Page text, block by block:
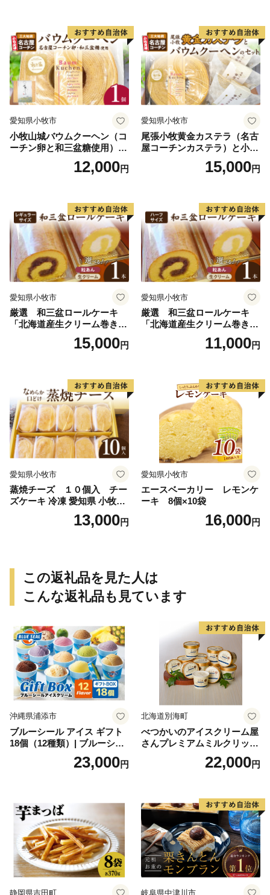
デコレーションケーキ ホー
ルケーキ
愛知県小牧市
小牧山城バウムクーヘン（コ
ーチン卵と和三盆糖使用）
名古屋コーチン バームクー
ヘン 和三盆 小牧銘菓 バウム
12,000円
愛知県小牧市
尾張小牧黄金カステラ（名古
屋コーチンカステラ）と小牧
山城バウムクーヘン（コーチ
ン卵と和三盆糖使用）のセッ
三盆 小牧銘菓 バウムクーヘ
ン 常温 愛知県 小牧市 アンプ
チベアやぐま
15,000円
愛知県小牧市
厳選 和三盆ロールケーキ
「北海道産生クリーム巻き」
または「北海道産粒あん巻
き」（サイズ：レギュラー）
凍 愛知県 小牧市 アンプチベ
アやぐま
15,000円
愛知県小牧市
厳選 和三盆ロールケーキ
「北海道産生クリーム巻き」
または「北海道産粒あん巻
き」（サイズ：ハーフ） 和
知県 小牧市 アンプチベアや
11,000円
愛知県小牧市
蒸焼チーズ １０個入 チー
ズケーキ 冷凍 愛知県 小牧市
アンプチベアやぐま13,000円
愛知県小牧市
エースベーカリー レモンケ
ーキ 8個×10袋
16,000円
この返礼品を見た人は
こんな返礼品も見ています
沖縄県浦添市
ブルーシール アイス ギフト
18個（12種類）| ブルーシー
ルアイス ブルーシールアイ
スクリーム 着日指定可能 送
誕生日 カップ 詰め合わせ バ
ラエティ | バニラ チョコレー
ト ストロベリー ピスタチオ
バニラ＆クッキー ウベ 沖縄
紅イモ 塩ちんすこう 沖縄シ
ークヮーサー 沖縄黒糖 琉球
ロイヤルミルクティ 沖縄パ
イン
23,000円
北海道別海町
べつかいのアイスクリーム屋
さんプレミアムミルクリッチ
12個（AP-01）（ 北海道アイ
ス 北海道産アイス アイス ア
道産アイス 道産アイスクリ
ーム ギフト 詰合せ 詰め合わ
せ ふるさと納税 ）
22,000円
静岡県吉田町 岐阜県中津川市